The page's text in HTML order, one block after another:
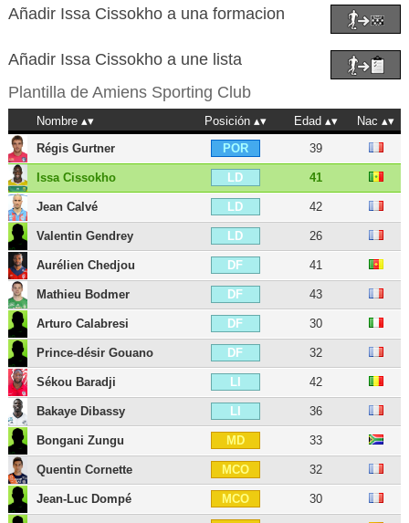
Añadir Issa Cissokho a una formacion
Añadir Issa Cissokho a une lista
Plantilla de Amiens Sporting Club
Nombre Posición Edad
Nac
Régis Gurtner
POR 39
Issa Cissokho LD 41
Jean Calvé LD 42
Valentin Gendrey LD 26
Aurélien Chedjou DF 41
Mathieu Bodmer DF 43
Arturo Calabresi DF 30
Prince-désir Gouano DF 32
Sékou Baradji LI 42
Bakaye Dibassy LI 36
Bongani Zungu MD 33
Quentin Cornette MCO 32
Jean-Luc Dompé MCO 30